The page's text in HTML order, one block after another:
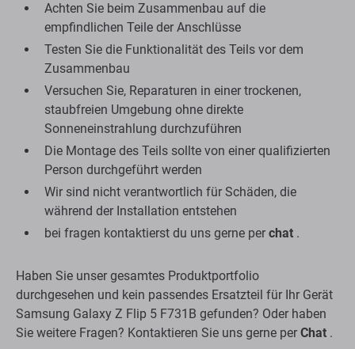
Achten Sie beim Zusammenbau auf die
empfindlichen Teile der Anschlüsse
Testen Sie die Funktionalität des Teils vor dem
Zusammenbau
Versuchen Sie, Reparaturen in einer trockenen,
staubfreien Umgebung ohne direkte
Sonneneinstrahlung durchzuführen
Die Montage des Teils sollte von einer qualifizierten
Person durchgeführt werden
Wir sind nicht verantwortlich für Schäden, die
während der Installation entstehen
bei fragen kontaktierst du uns gerne per chat .
Haben Sie unser gesamtes Produktportfolio
durchgesehen und kein passendes Ersatzteil für Ihr Gerät
Samsung Galaxy Z Flip 5 F731B gefunden? Oder haben
Sie weitere Fragen? Kontaktieren Sie uns gerne per Chat .